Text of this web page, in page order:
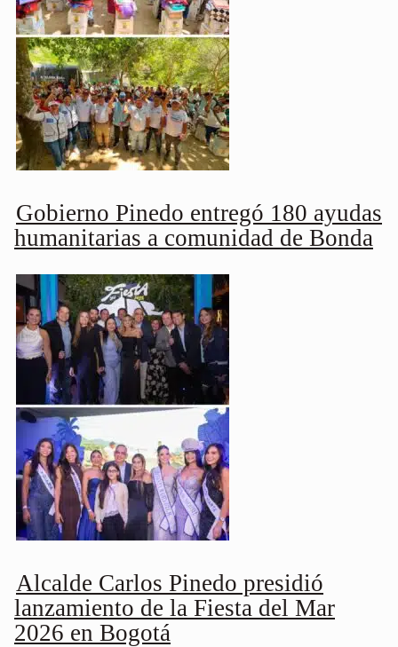
Gobierno Pinedo entregó 180 ayudas
humanitarias a comunidad de Bonda
Alcalde Carlos Pinedo presidió
lanzamiento de la Fiesta del Mar
2026 en Bogotá